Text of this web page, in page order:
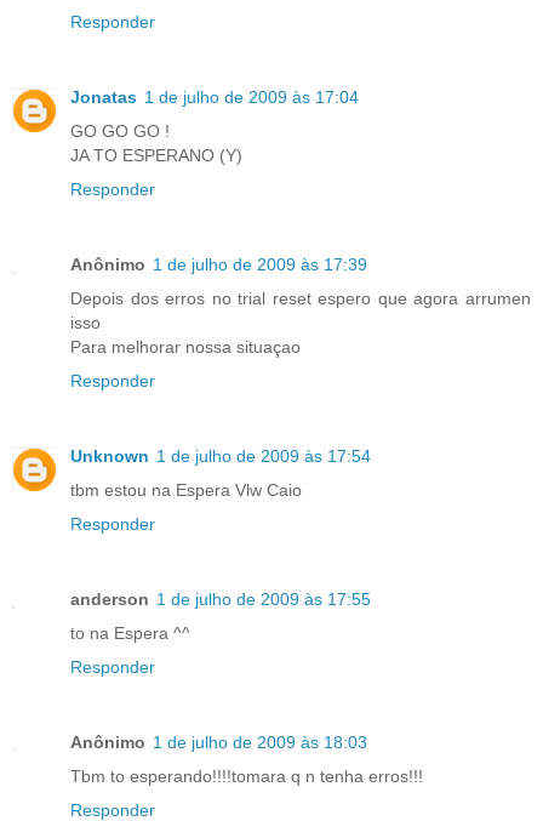
Responder
Jonatas 1 de julho de 2009 às 17:04
GO GO GO !
JA TO ESPERANO (Y)
Responder
Anônimo 1 de julho de 2009 às 17:39
Depois dos erros no trial reset espero que agora arrumen
isso
Para melhorar nossa situaçao
Responder
Unknown 1 de julho de 2009 às 17:54
tbm estou na Espera Vlw Caio
Responder
anderson 1 de julho de 2009 às 17:55
to na Espera ^^
Responder
Anônimo 1 de julho de 2009 às 18:03
Tbm to esperando!!!!tomara q n tenha erros!!!
Responder